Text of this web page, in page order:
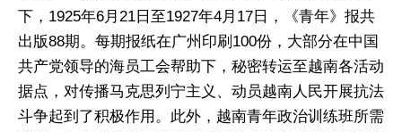
下，1925年6月21日至1927年4月17日，《青年》报共
出版88期。每期报纸在广州印刷100份，大部分在中国
共产党领导的海员工会帮助下，秘密转运至越南各活动
据点，对传播马克思列宁主义、动员越南人民开展抗法
斗争起到了积极作用。此外，越南青年政治训练班所需